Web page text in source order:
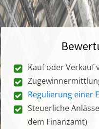
Kauf oder Verkauf
Regulierung einer
Steuerliche
dem Finanzamt)